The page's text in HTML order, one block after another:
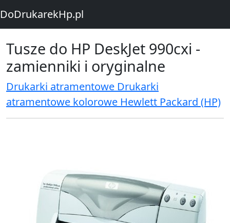
DoDrukarekHp.pl
Tusze do HP DeskJet 990cxi -
zamienniki i oryginalne
Drukarki atramentowe Drukarki
atramentowe kolorowe Hewlett Packard (HP)